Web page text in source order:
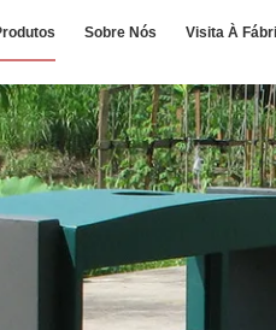
Sobre Nós Visita À